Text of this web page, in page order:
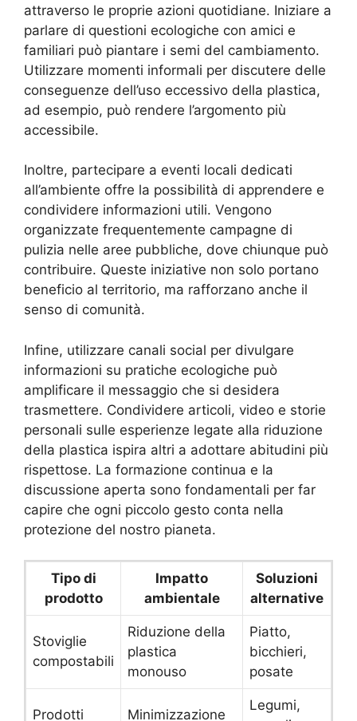
attraverso le proprie azioni quotidiane. Iniziare a
parlare di questioni ecologiche con amici e
familiari può piantare i semi del cambiamento.
Utilizzare momenti informali per discutere delle
conseguenze dell’uso eccessivo della plastica,
ad esempio, può rendere l’argomento più
accessibile.
Inoltre, partecipare a eventi locali dedicati
all’ambiente offre la possibilità di apprendere e
condividere informazioni utili. Vengono
organizzate frequentemente campagne di
pulizia nelle aree pubbliche, dove chiunque può
contribuire. Queste iniziative non solo portano
beneficio al territorio, ma rafforzano anche il
senso di comunità.
Infine, utilizzare canali social per divulgare
informazioni su pratiche ecologiche può
amplificare il messaggio che si desidera
trasmettere. Condividere articoli, video e storie
personali sulle esperienze legate alla riduzione
della plastica ispira altri a adottare abitudini più
rispettose. La formazione continua e la
discussione aperta sono fondamentali per far
capire che ogni piccolo gesto conta nella
protezione del nostro pianeta.
Tipo di
prodotto
Impatto
ambientale
Soluzioni
alternative
Stoviglie
compostabili
Riduzione della
plastica
monouso
Piatto,
bicchieri,
posate
Prodotti Minimizzazione
Legumi,